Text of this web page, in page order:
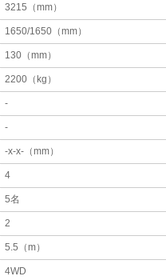
3215（mm）
1650/1650（mm）
130（mm）
2200（kg）
-
-
-x-x-（mm）
4
5名
2
5.5（m）
4WD